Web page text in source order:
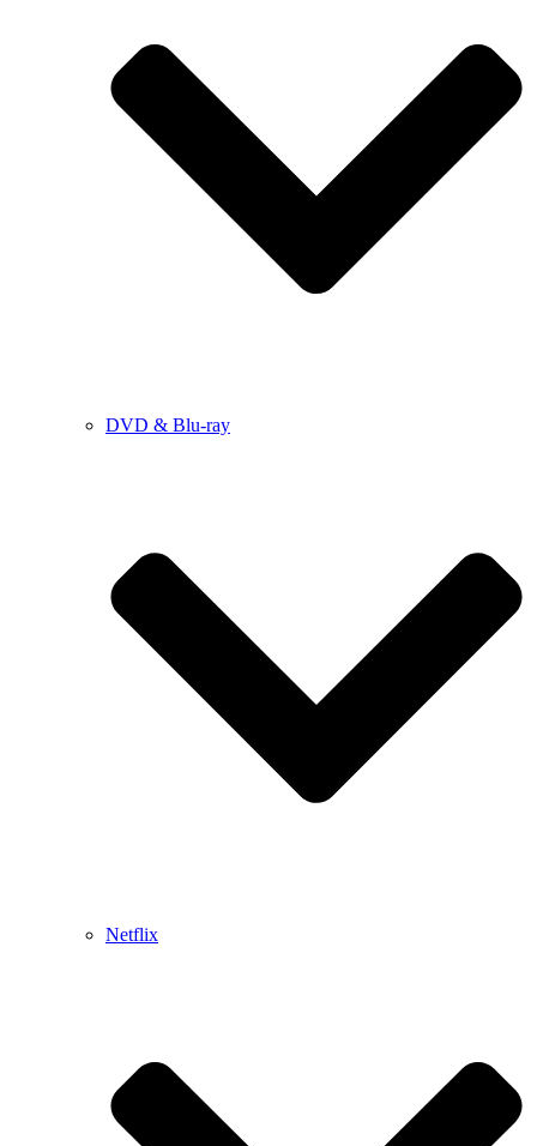
DVD & Blu-ray
Netflix